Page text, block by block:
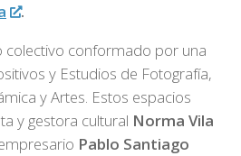
.
colectivo conformado por una
y Estudios de Fotografía,
y Artes. Estos espacios
y gestora cultural Norma Vila
Pablo Santiago